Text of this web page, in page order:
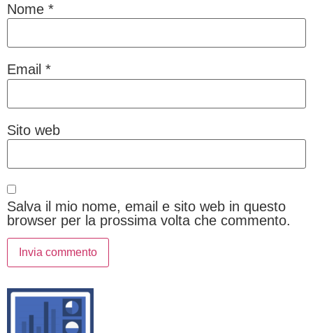
Nome *
Email *
Sito web
Salva il mio nome, email e sito web in questo
browser per la prossima volta che commento.